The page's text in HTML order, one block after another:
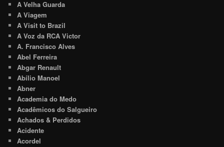
A Velha Guarda
A Viagem
A Visit to Brazil
A Voz da RCA Victor
A. Francisco Alves
Abel Ferreira
Abgar Renault
Abílio Manoel
Abner
Academia do Medo
Acadêmicos do Salgueiro
Achados & Perdidos
Acidente
Acordel